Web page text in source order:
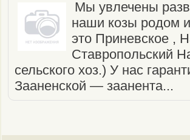
Мы увлечены
наши козы родом
это Приневское
Ставропольский
сельского хоз.) У нас
Зааненской — заанента...